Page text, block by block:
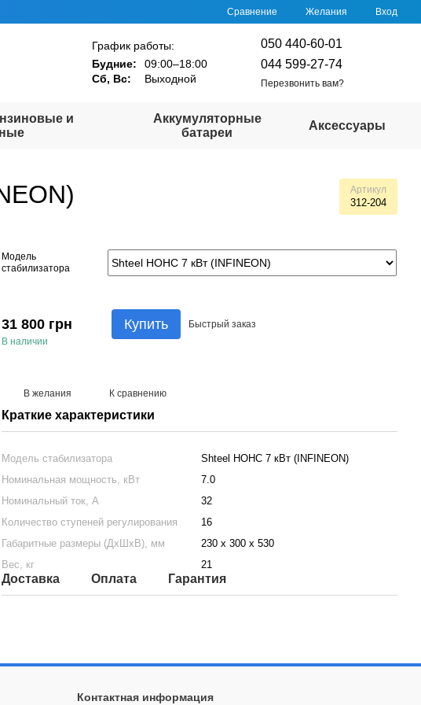
Сравнение Желания Вход
График работы:
Будние:
09:00–18:00
Сб, Вс:
Выходной
050 440-60-01
044 599-27-74
Перезвонить вам?
и
Аккумуляторные
батареи
Аксессуары
Артикул
312-204
Модель
стабилизатора
31 800 грн
В наличии
Купить Быстрыйзаказ
В желания К сравнению
Краткие характеристики
Модель стабилизатора
Shteel НОНС 7 кВт (INFINEON)
Номинальная мощность, кВт
7.0
Номинальный ток, А
32
Количество ступеней регулирования
16
Габаритные размеры (ДхШхВ), мм
230 х 300 х 530
Вес, кг
21
Доставка Оплата Гарантия
Контактная информация